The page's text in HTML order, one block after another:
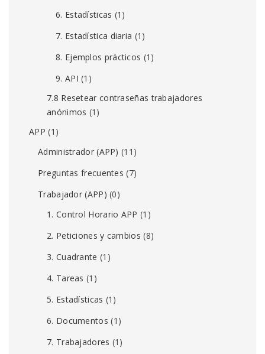
6. Estadísticas (1)
7. Estadística diaria (1)
8. Ejemplos prácticos (1)
9. API (1)
7.8 Resetear contraseñas trabajadores
anónimos (1)
APP (1)
Administrador (APP) (11)
Preguntas frecuentes (7)
Trabajador (APP) (0)
1. Control Horario APP (1)
2. Peticiones y cambios (8)
3. Cuadrante (1)
4. Tareas (1)
5. Estadísticas (1)
6. Documentos (1)
7. Trabajadores (1)